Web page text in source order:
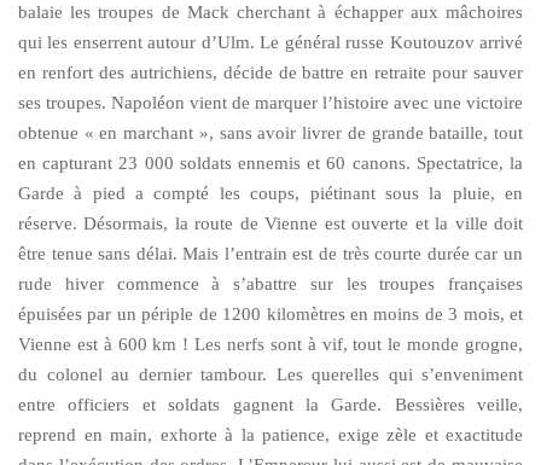
balaie les troupes de Mack cherchant à échapper aux mâchoires
qui les enserrent autour d’Ulm. Le général russe Koutouzov arrivé
en renfort des autrichiens, décide de battre en retraite pour sauver
ses troupes. Napoléon vient de marquer l’histoire avec une victoire
obtenue « en marchant », sans avoir livrer de grande bataille, tout
en capturant 23 000 soldats ennemis et 60 canons. Spectatrice, la
Garde à pied a compté les coups, piétinant sous la pluie, en
réserve. Désormais, la route de Vienne est ouverte et la ville doit
être tenue sans délai. Mais l’entrain est de très courte durée car un
rude hiver commence à s’abattre sur les troupes françaises
épuisées par un périple de 1200 kilomètres en moins de 3 mois, et
Vienne est à 600 km ! Les nerfs sont à vif, tout le monde grogne,
du colonel au dernier tambour. Les querelles qui s’enveniment
entre officiers et soldats gagnent la Garde. Bessières veille,
reprend en main, exhorte à la patience, exige zèle et exactitude